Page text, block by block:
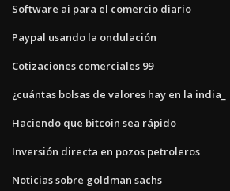
Software ai para el comercio diario
Paypal usando la ondulación
Cotizaciones comerciales 99
¿cuántas bolsas de valores hay en la india_
Haciendo que bitcoin sea rápido
Inversión directa en pozos petroleros
Noticias sobre goldman sachs